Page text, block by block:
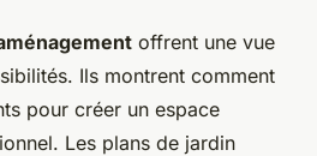
offrent une vue
Ils montrent comment
pour créer un espace
Les plans de jardin